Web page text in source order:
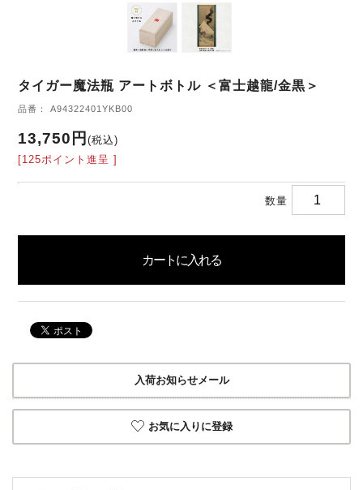
タイガー魔法瓶 アートボトル ＜富士越龍/金黒＞
品番： A94322401YKB00
13,750円(税込)
[125ポイント進呈 ]
数量
入荷お知らせメール
お気に入りに登録